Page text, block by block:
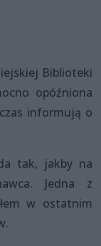
Biblioteki
opóźniona
informują o
tak, jakby na
Jedna z
w ostatnim